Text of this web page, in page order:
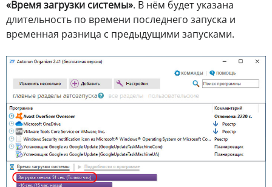
«Время загрузки системы». В нём будет указана
длительность по времени последнего запуска и
временная разница с предыдущими запусками.